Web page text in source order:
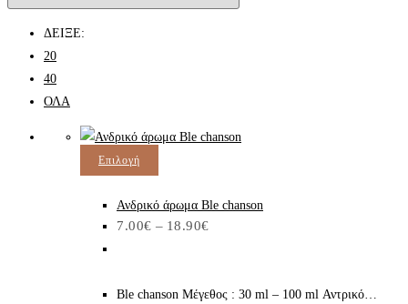
ΔΕΙΞΕ:
20
40
ΟΛΑ
Επιλογή
προϊόν
έχει
Οι
Ανδρικό άρωμα Ble chanson
7.00€ – 18.90€
range:
Ble chanson Μέγεθος : 30 ml – 100 ml Αντρικό…